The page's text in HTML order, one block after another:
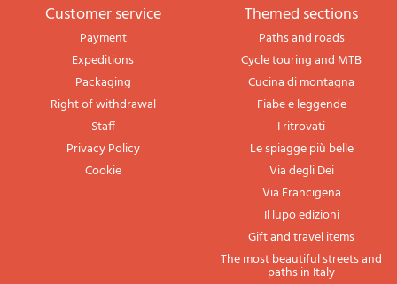
Customer service
Payment
Expeditions
Packaging
Right of withdrawal
Staff
Privacy Policy
Cookie
themed sections
Paths and roads
Cycle touring and MTB
Cucina di montagna
Fiabe e leggende
I ritrovati
Le spiagge più belle
Via degli Dei
Via Francigena
Il lupo edizioni
Gift and travel items
The most beautiful streets and
paths in Italy